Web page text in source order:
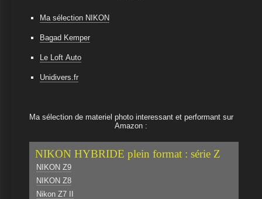
Ma sélection NIKON
Bagad Kemper
Le Loft Auto
Unidivers.fr
Ma sélection de materiel photo interessant et performant sur
Amazon :
NIKON HYBRIDE plein format : série Z
NIKON Z9
NIKON Z8
Nikon Z7 II